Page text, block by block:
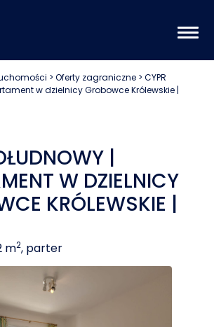
> Oferty zagraniczne > CYPR
w dzielnicy Grobowce Królewskie |
|
W DZIELNICY
KRÓLEWSKIE |
m2, parter
| Apartament w dzielnicy
Królewskie | Pafos